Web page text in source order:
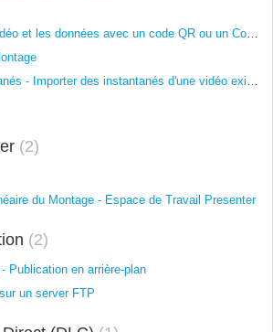
2
du Montage - Espace de Travail Presenter
2
Publication en arrière-plan
un server FTP